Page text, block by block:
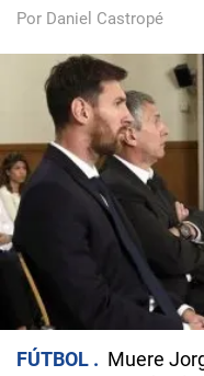
Por Daniel Castropé
FÚTBOL
Muere